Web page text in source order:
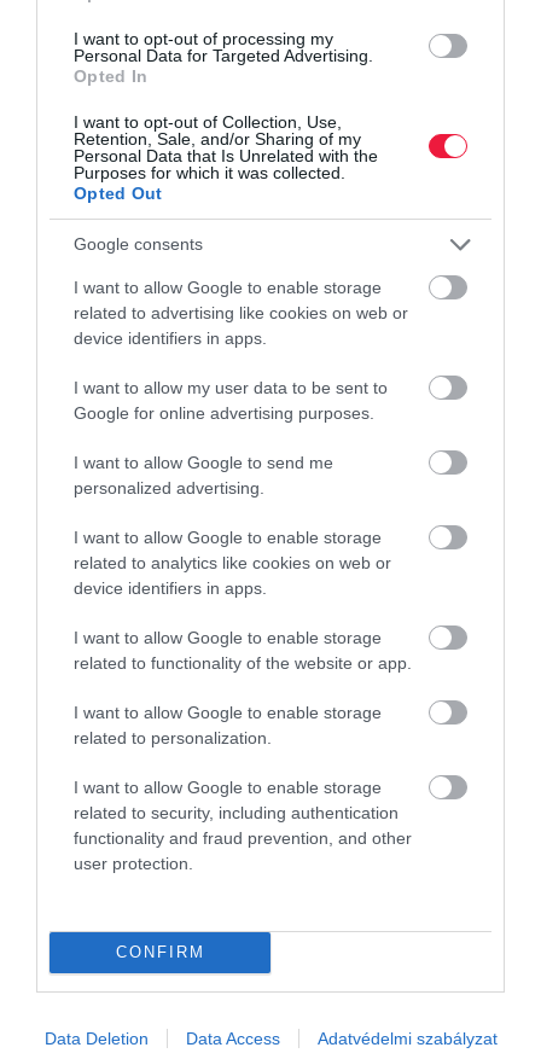
I want to opt-out of processing my
Personal Data for Targeted Advertising.
Opted In
I want to opt-out of Collection, Use,
Retention, Sale, and/or Sharing of my
Personal Data that Is Unrelated with the
Purposes for which it was collected.
Opted Out
Google consents
I want to allow Google to enable storage
related to advertising like cookies on web or
device identifiers in apps.
I want to allow my user data to be sent to
Google for online advertising purposes.
I want to allow Google to send me
personalized advertising.
I want to allow Google to enable storage
related to analytics like cookies on web or
device identifiers in apps.
I want to allow Google to enable storage
related to functionality of the website or app.
I want to allow Google to enable storage
related to personalization.
I want to allow Google to enable storage
related to security, including authentication
functionality and fraud prevention, and other
user protection.
CONFIRM
Data Deletion Data Access Adatvédelmi szabályzat
helycsere az élen
Na jó, a félmillió kerekített szám, egészen pontosan 491 ezer 300
használt személygépkocsi került új tulajdonoshoz az első
félévben, ami 5,8 százalékkal múlja felül a tavalyi azonos